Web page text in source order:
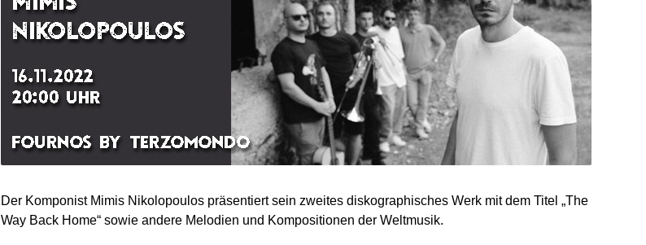
Der Komponist Mimis Nikolopoulos präsentiert sein zweites diskographisches Werk mit dem Titel „The
Way Back Home“ sowie andere Melodien und Kompositionen der Weltmusik.